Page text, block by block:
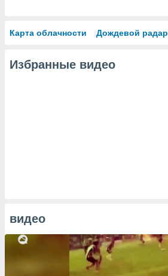
Карта облачности Дождевой радар
Избранные видео
видео